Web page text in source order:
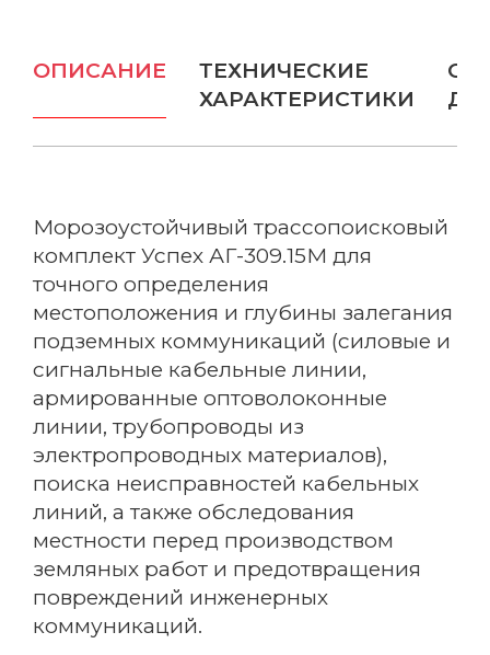
Весь каталог
ОПИСАНИЕ
ТЕХНИЧЕСКИЕ
ХАРАКТЕРИСТИКИ
Морозоустойчивый трассопоисковый
комплект Успех АГ-309.15М для
точного определения
местоположения и глубины залегания
подземных коммуникаций (силовые и
сигнальные кабельные линии,
армированные оптоволоконные
линии, трубопроводы из
электропроводных материалов),
поиска неисправностей кабельных
линий, а также обследования
местности перед производством
земляных работ и предотвращения
повреждений инженерных
коммуникаций.